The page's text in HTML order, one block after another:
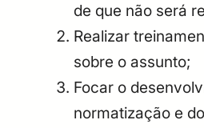
de que não será
Realizar
sobre o assunto;
Focar o
normatização e